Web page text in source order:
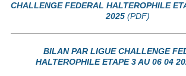
CHALLENGE FEDERAL HALTEROPHILE
2025(PDF)
BILAN PAR LIGUE CHALLENGE
HALTEROPHILE ETAPE 3 AU 06 04